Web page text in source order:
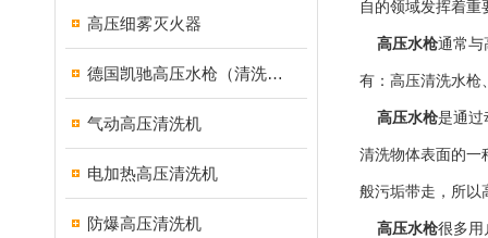
高压细雾灭火器
德国凯驰高压水枪（清洗机）
气动高压清洗机
电加热高压清洗机
防爆高压清洗机
自的领域发挥着重
高压水枪通常与
有：高压清洗水枪
高压水枪是通过
清洗物体表面的一
般污垢带走，所以
高压水枪很多用